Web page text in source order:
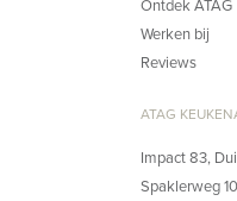
Ontdek ATAG
Werken bij
Reviews
ATAG
Impact 83,
Spaklerweg